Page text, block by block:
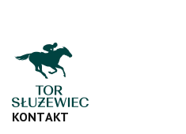
KONTAKT